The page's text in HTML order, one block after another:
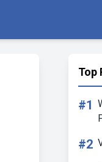
Top
#1
#2